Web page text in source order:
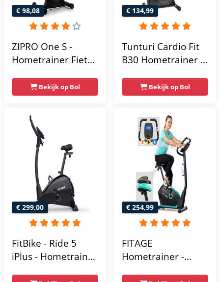
€ 98,08
ZIPRO One S -
Hometrainer Fiets -
Magnetische Fiets -
Hartslagsensoren -
Gemakkelijk te
transporteren -
Antislippedalen -
Homegym -
Stabiele structuur -
gebruikersgewicht
110 kg - Zwart en
Blauw
Bekijk op Bol
€ 134,99
Tunturi Cardio Fit
B30 Hometrainer -
weerstandsniveaus
- Tablethouder -
Hartslagfunctie en
transportwielen
Bekijk op Bol
€ 299,00
FitBike - Ride 5
iPlus - Hometrainer
€ 254,99
FITAGE
Hometrainer -